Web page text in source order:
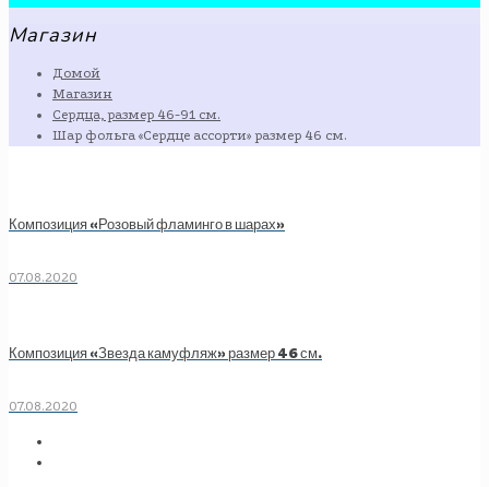
Магазин
Домой
Магазин
Сердца, размер 46-91 см.
Шар фольга «Сердце ассорти» размер 46 см.
Композиция «Розовый фламинго в шарах»
07.08.2020
Композиция «Звезда камуфляж» размер 46 см.
07.08.2020